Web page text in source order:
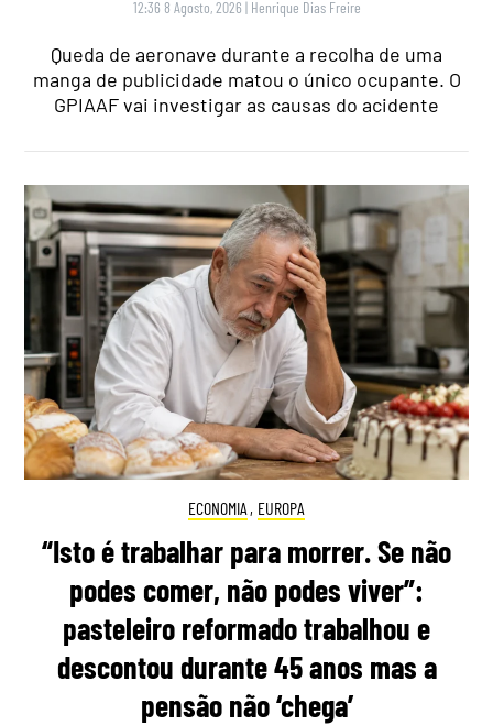
12:36 8 Agosto, 2026 | Henrique Dias Freire
Queda de aeronave durante a recolha de uma
manga de publicidade matou o único ocupante. O
GPIAAF vai investigar as causas do acidente
ECONOMIA , EUROPA
“Isto é trabalhar para morrer. Se não
podes comer, não podes viver”:
pasteleiro reformado trabalhou e
descontou durante 45 anos mas a
pensão não ‘chega’